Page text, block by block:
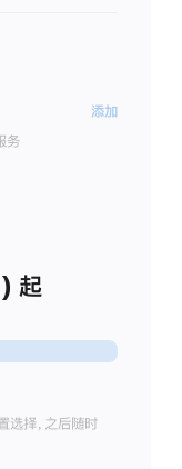
务
添加
起
选择，之后随时